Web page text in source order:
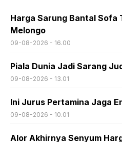
Harga Sarung Bantal Sofa
Melongo
09-08-2026 - 16.00
Piala Dunia Jadi Sarang
09-08-2026 - 13.01
Ini Jurus Pertamina Jaga
09-08-2026 - 10.01
Alor Akhirnya Senyum